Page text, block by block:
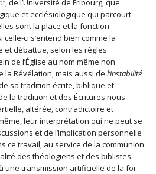
et ecclésiologique qui parcourt
sont la place et la fonction
ci s’entend bien comme la
et débattue, selon les règles
de l’Église au nom même non
la Révélation, mais aussi de l’instabilité
sa tradition écrite, biblique et
la tradition et des Écritures nous
altérée, contradictoire et
leur interprétation qui ne peut se
et de l’implication personnelle
ce travail, au service de la communion
des théologiens et des biblistes
une transmission artificielle de la foi.